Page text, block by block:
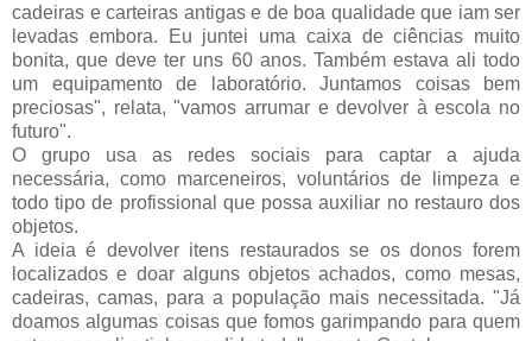
cadeiras e carteiras antigas e de boa qualidade que iam ser
levadas embora. Eu juntei uma caixa de ciências muito
bonita, que deve ter uns 60 anos. Também estava ali todo
um equipamento de laboratório. Juntamos coisas bem
preciosas", relata, "vamos arrumar e devolver à escola no
futuro".
O grupo usa as redes sociais para captar a ajuda
necessária, como marceneiros, voluntários de limpeza e
todo tipo de profissional que possa auxiliar no restauro dos
objetos.
A ideia é devolver itens restaurados se os donos forem
localizados e doar alguns objetos achados, como mesas,
cadeiras, camas, para a população mais necessitada. "Já
doamos algumas coisas que fomos garimpando para quem